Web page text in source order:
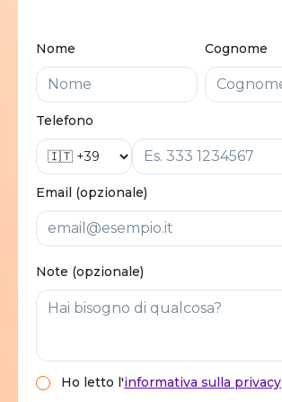
Nome Cognome
Telefono
Email (opzionale)
Note (opzionale)
Ho letto l'informativa sulla privacy